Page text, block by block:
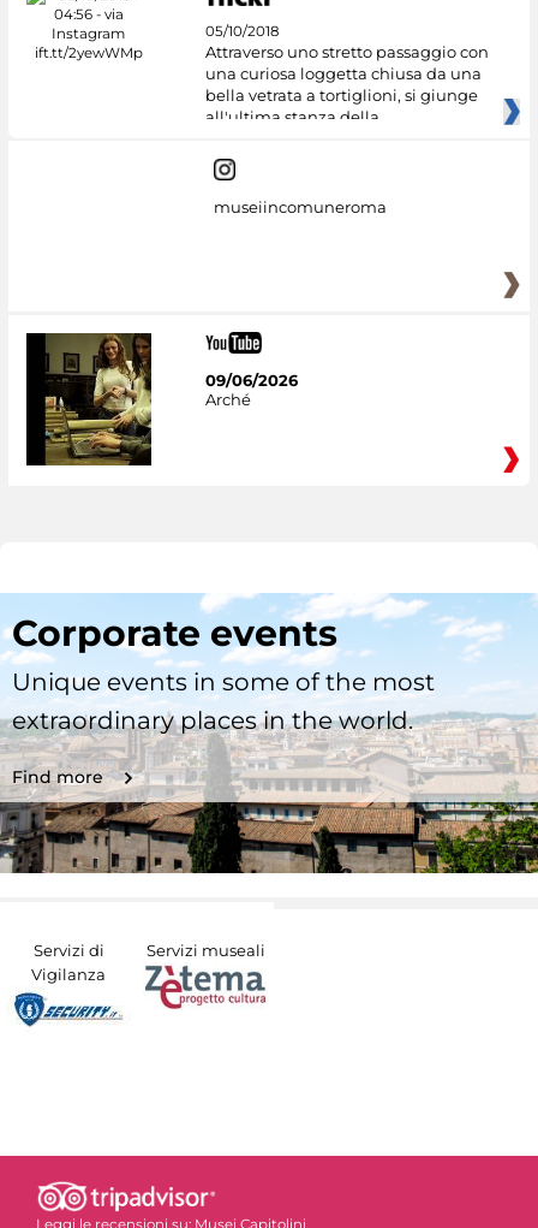
05/10/2018
Attraverso uno stretto passaggio con
una curiosa loggetta chiusa da una
bella vetrata a tortiglioni, si giunge
all'ultima stanza della
museiincomuneroma
09/06/2026
Arché
Corporate events
Unique events in some of the most
extraordinary places in the world.
Find more
Servizi di
Vigilanza
Servizi museali